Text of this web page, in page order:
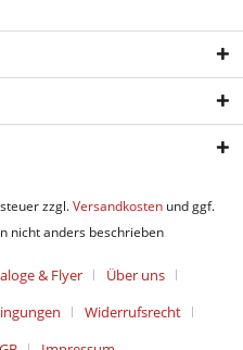
zzgl.Versandkosten und ggf.
nicht anders beschrieben
& Flyer
Über uns
Widerrufsrecht